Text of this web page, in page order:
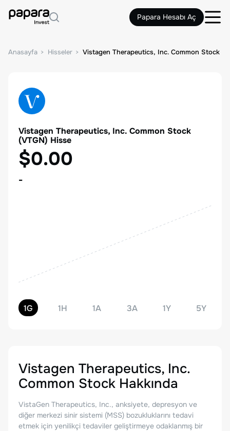
Papara Hesabı Aç
Anasayfa Hisseler Vistagen Therapeutics, Inc. Common Stock
Vistagen Therapeutics, Inc. Common Stock
(VTGN) Hisse
$0.00
-
1G 1H 1A 3A 1Y 5Y
Vistagen Therapeutics, Inc.
Common Stock Hakkında
VistaGen Therapeutics, Inc., anksiyete, depresyon ve
diğer merkezi sinir sistemi (MSS) bozukluklarını tedavi
etmek için yenilikçi tedaviler geliştirmeye odaklanmış bir